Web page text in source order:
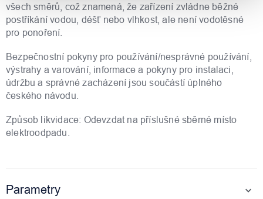
všech směrů, což znamená, že zařízení zvládne běžné
postříkání vodou, déšť nebo vlhkost, ale není vodotěsné
pro ponoření.
Bezpečnostní pokyny pro používání/nesprávné používání,
výstrahy a varování, informace a pokyny pro instalaci,
údržbu a správné zacházení jsou součástí úplného
českého návodu.
Způsob likvidace: Odevzdat na příslušné sběrné místo
elektroodpadu.
Parametry